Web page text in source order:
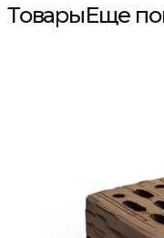
ТоварыЕще